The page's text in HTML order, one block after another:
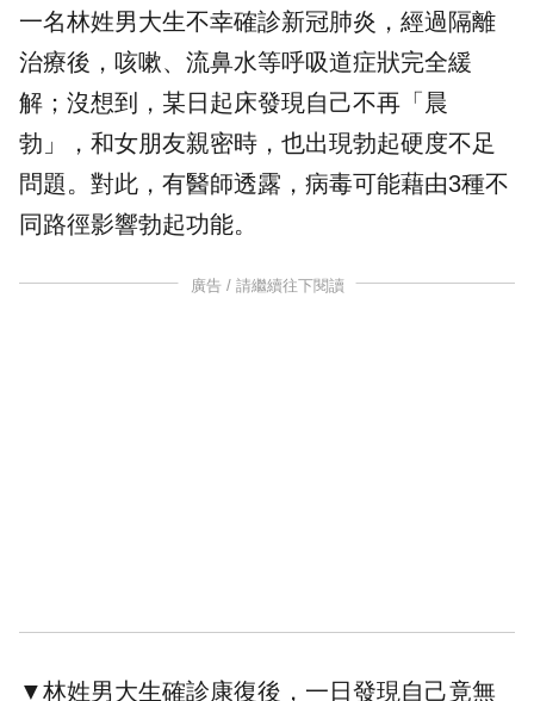
一名林姓男大生不幸確診新冠肺炎，經過隔離
治療後，咳嗽、流鼻水等呼吸道症狀完全緩
解；沒想到，某日起床發現自己不再「 晨
勃 」，和女朋友親密時，也出現勃起硬度不足
問題。對此，有醫師透露，病毒可能藉由3種不
同路徑影響勃起功能。
廣告 / 請繼續往下閱讀
▼林姓男大生確診康復後，一日發現自己竟無